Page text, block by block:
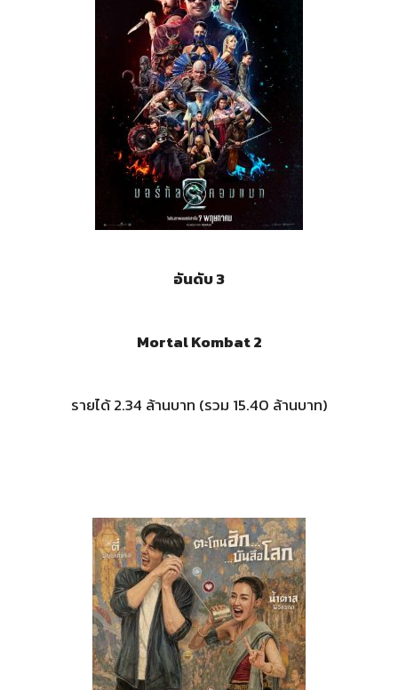
อันดับ 3
Mortal Kombat 2
รายได้ 2.34 ล้านบาท (รวม 15.40 ล้านบาท)